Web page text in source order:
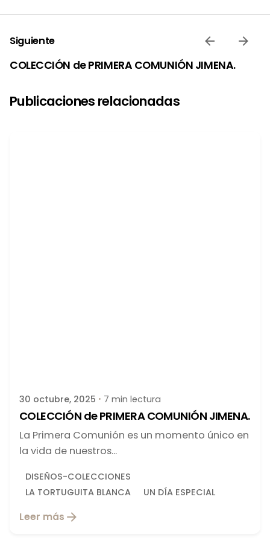
Siguiente
COLECCIÓN de PRIMERA COMUNIÓN JIMENA.
Publicaciones relacionadas
30 octubre, 2025 7 min lectura
COLECCIÓN de PRIMERA COMUNIÓN JIMENA.
La Primera Comunión es un momento único en
la vida de nuestros...
DISEÑOS-COLECCIONES
LA TORTUGUITA BLANCA
UN DÍA ESPECIAL
Leer más